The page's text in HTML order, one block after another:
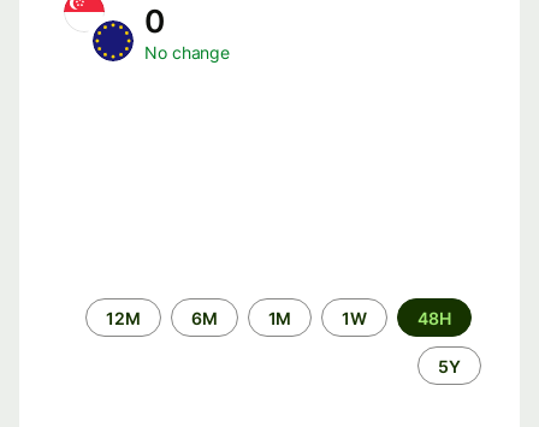
0
No change
الفترة
الزمنية
48H
1W
1M
6M
12M
5Y